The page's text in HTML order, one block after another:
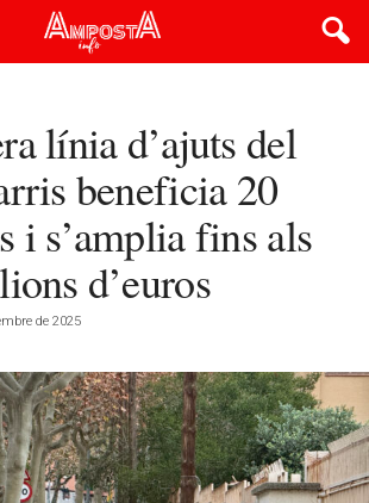
línia d’ajuts del
beneficia 20
i s’amplia fins als
d’euros
de 2025